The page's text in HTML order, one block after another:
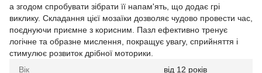
а згодом спробувати зібрати її напам'ять, що додає грі
виклику. Складання цієї мозаїки дозволяє чудово провести час,
поєднуючи приємне з корисним. Пазл ефективно тренує
логічне та образне мислення, покращує увагу, сприйняття і
стимулює розвиток дрібної моторики.
Вік
від 12 років